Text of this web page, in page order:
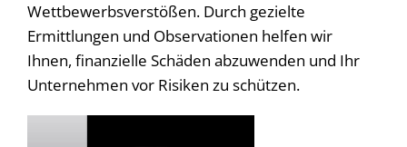
Wettbewerbsverstößen. Durch gezielte
Ermittlungen und Observationen helfen wir
Ihnen, finanzielle Schäden abzuwenden und Ihr
Unternehmen vor Risiken zu schützen.